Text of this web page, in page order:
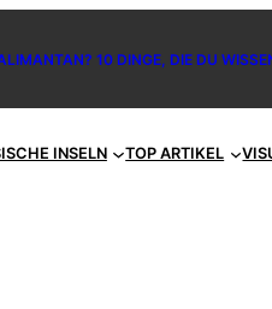
10 DINGE, DIE DU
INSELN TOP ARTIKEL